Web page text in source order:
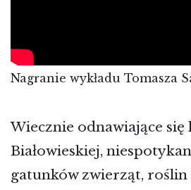
Nagranie wykładu Tomasza
Wiecznie odnawiające się
Białowieskiej,
gatunków zwierząt,